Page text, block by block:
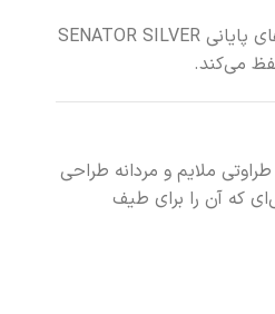
را ایفا می‌کند و حس نهایی اسپری را شکل می‌دهد. نت‌های پایانی SENATOR SILVER
می‌کند.
ملایم و مردانه طراحی
که آن را برای طیف